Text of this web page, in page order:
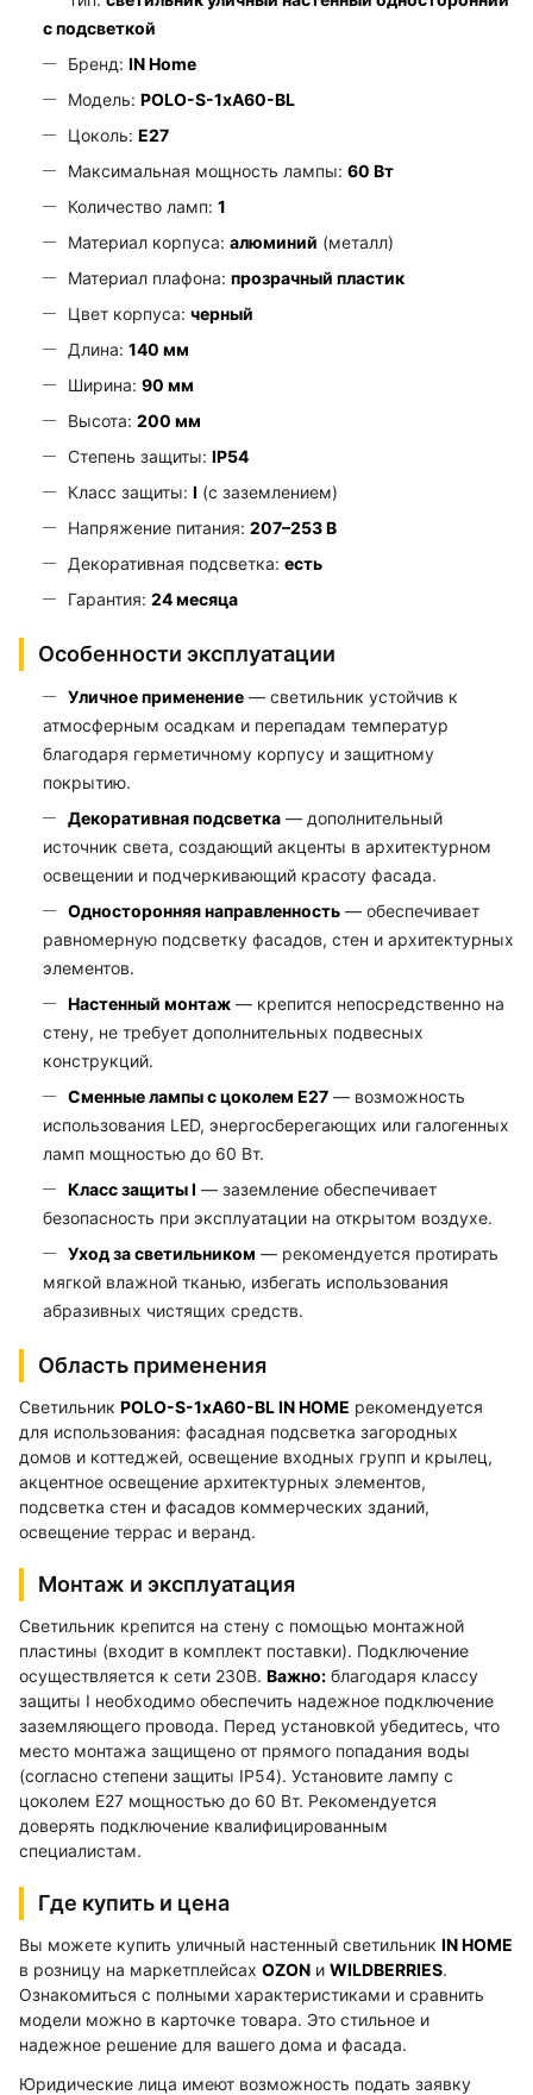
с подсветкой
Бренд: IN Home
Модель: POLO-S-1xA60-BL
Цоколь: E27
Максимальная мощность лампы: 60 Вт
Количество ламп: 1
Материал корпуса: алюминий (металл)
Материал плафона: прозрачный пластик
Цвет корпуса: черный
Длина: 140 мм
Ширина: 90 мм
Высота: 200 мм
Степень защиты: IP54
Класс защиты: I (с заземлением)
Напряжение питания: 207–253 В
Декоративная подсветка: есть
Гарантия: 24 месяца
Особенности эксплуатации
Уличное применение — светильник устойчив к
атмосферным осадкам и перепадам температур
благодаря герметичному корпусу и защитному
покрытию.
Декоративная подсветка — дополнительный
источник света, создающий акценты в архитектурном
освещении и подчеркивающий красоту фасада.
Односторонняя направленность — обеспечивает
равномерную подсветку фасадов, стен и архитектурных
элементов.
Настенный монтаж — крепится непосредственно на
стену, не требует дополнительных подвесных
конструкций.
Сменные лампы с цоколем E27 — возможность
использования LED, энергосберегающих или галогенных
ламп мощностью до 60 Вт.
Класс защиты I — заземление обеспечивает
безопасность при эксплуатации на открытом воздухе.
Уход за светильником — рекомендуется протирать
мягкой влажной тканью, избегать использования
абразивных чистящих средств.
Область применения
Светильник POLO-S-1xA60-BL IN HOME рекомендуется
для использования: фасадная подсветка загородных
домов и коттеджей, освещение входных групп и крылец,
акцентное освещение архитектурных элементов,
подсветка стен и фасадов коммерческих зданий,
освещение террас и веранд.
Монтаж и эксплуатация
Светильник крепится на стену с помощью монтажной
пластины (входит в комплект поставки). Подключение
осуществляется к сети 230В. Важно: благодаря классу
защиты I необходимо обеспечить надежное подключение
заземляющего провода. Перед установкой убедитесь, что
место монтажа защищено от прямого попадания воды
(согласно степени защиты IP54). Установите лампу с
цоколем E27 мощностью до 60 Вт. Рекомендуется
доверять подключение квалифицированным
специалистам.
Где купить и цена
Вы можете купить уличный настенный светильник IN HOME
в розницу на маркетплейсах OZON и WILDBERRIES.
Ознакомиться с полными характеристиками и сравнить
модели можно в карточке товара. Это стильное и
надежное решение для вашего дома и фасада.
Юридические лица имеют возможность подать заявку